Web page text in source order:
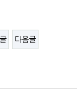
다음글